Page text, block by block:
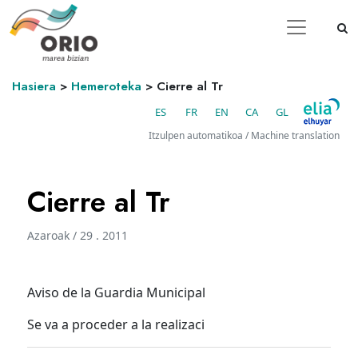
Hasiera > Hemeroteka > Cierre al Tr
ES FR EN CA GL
Itzulpen automatikoa / Machine translation
Cierre al Tr
Azaroak / 29 . 2011
Aviso de la Guardia Municipal
Se va a proceder a la realizaci